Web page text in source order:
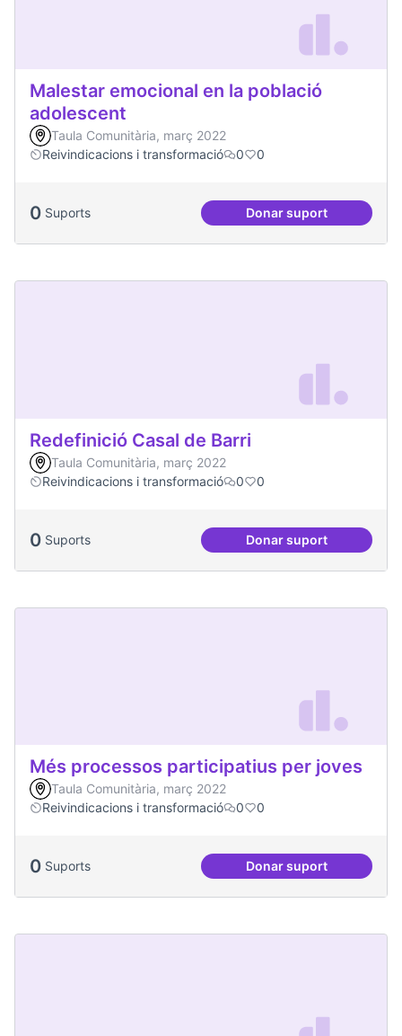
Malestar emocional en la població
adolescent
Taula Comunitària, març 2022
Reivindicacions i transformació
0 0
0 Suports Donar suport
Malestar
Redefinició Casal de Barri
Taula Comunitària, març 2022
Reivindicacions i transformació
0 0
0 Suports Donar suportRedefinició Casal
Més processos participatius per joves
Taula Comunitària, març 2022
Reivindicacions i transformació
0 0
0 Suports Donar suportMés processos